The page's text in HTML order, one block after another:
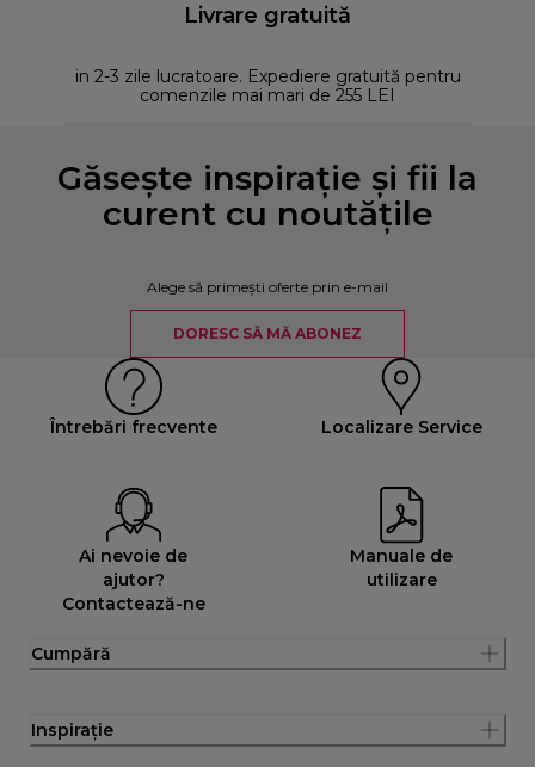
Livrare gratuită
in 2-3 zile lucratoare. Expediere gratuită pentru
comenzile mai mari de 255 LEI
Găsește inspirație și fii la
curent cu noutățile
Alege să primești oferte prin e-mail
DORESC SĂ MĂ ABONEZ
Întrebări frecvente Localizare Service
Ai nevoie de
ajutor?
Contactează-ne
Manuale de
utilizare
Cumpără
Inspirație